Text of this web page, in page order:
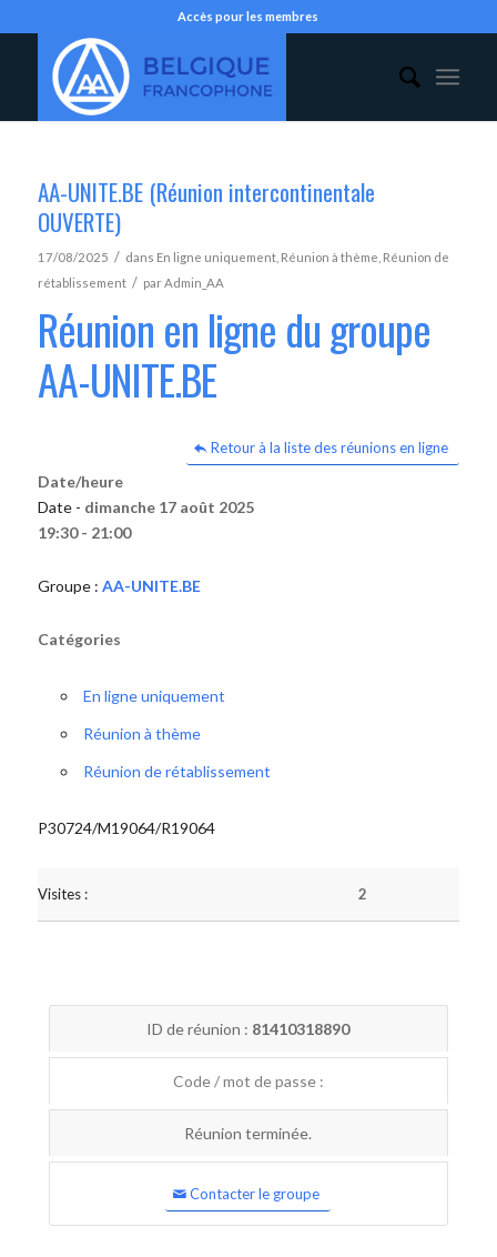
Accès pour les membres
AA-UNITE.BE (Réunion intercontinentale
OUVERTE)
17/08/2025 / dans En ligne uniquement, Réunion à thème Réunion de
rétablissement / parAdmin_AA
Réunion en ligne du groupe
AA-UNITE.BE
Retour à la liste des réunions en ligne
Date/heure
Date - dimanche 17 août 2025
19:30 - 21:00
Groupe : AA-UNITE.BE
Catégories
En ligne uniquement
Réunion à thème
Réunion de rétablissement
P30724/M19064/R19064
Visites : 2
ID de réunion : 81410318890
Code / mot de passe :
Réunion terminée.
Contacter le groupe